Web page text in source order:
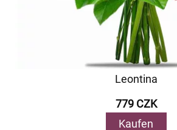
Leontina
779 CZK
Kaufen